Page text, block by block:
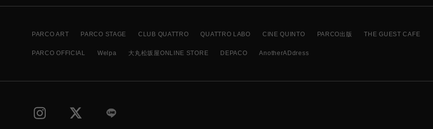
PARCO ART PARCO STAGE CLUB QUATTRO QUATTRO LABO CINE QUINTO PARCO出版 THE GUEST CAFE
PARCO OFFICIAL Welpa 大丸松坂屋ONLINE STORE DEPACO AnotherADdress